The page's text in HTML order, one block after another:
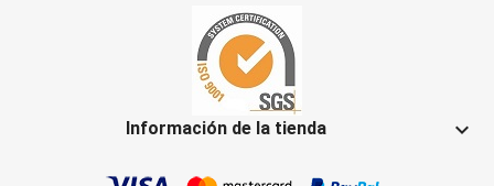
Información de la tienda 